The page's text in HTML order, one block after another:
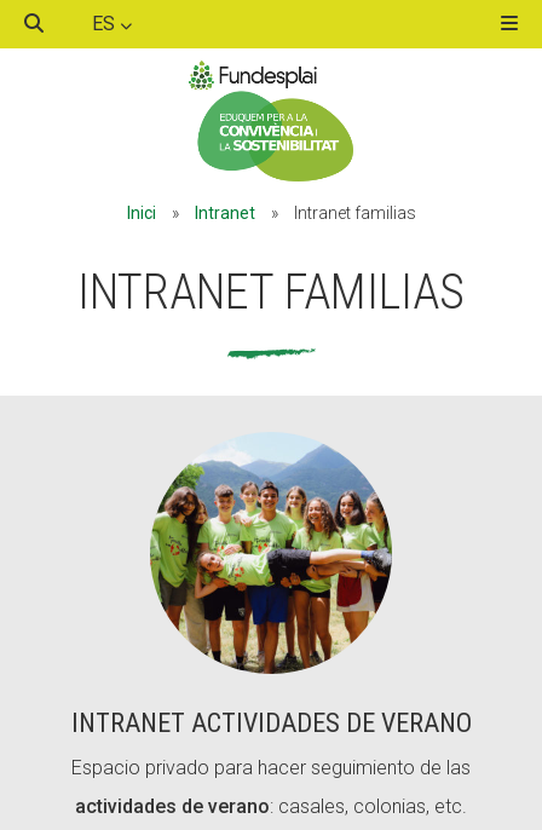
ES
Inici » Intranet » Intranet familias
INTRANET FAMILIAS
INTRANET ACTIVIDADES DE VERANO
Espacio privado para hacer seguimiento de las
actividades de verano: casales, colonias, etc.
ACTIVITATS D'ESTIU
ALBERG CENTRE ESPLAI
FORMACIÓ
CASES DE COLÒNIES
ACCIÓ SOCIAL I JOVES
ESPLAIS